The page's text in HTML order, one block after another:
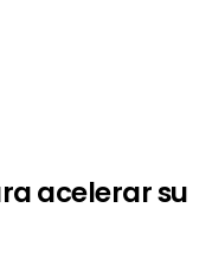
acelerar su